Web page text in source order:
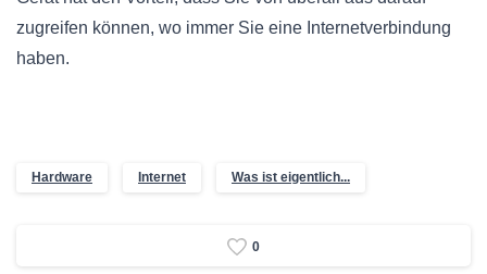
zugreifen können, wo immer Sie eine Internetverbindung
haben.
Hardware Internet Was ist eigentlich...
0